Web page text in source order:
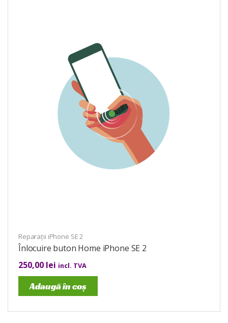
Reparații iPhone SE 2
Înlocuire buton Home iPhone SE 2
250,00 lei incl. TVA
Adaugă în coș